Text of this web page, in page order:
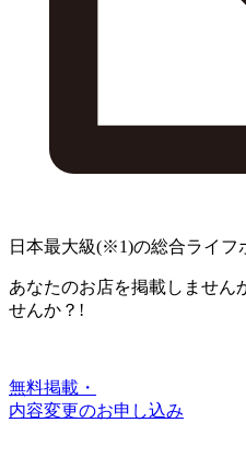
日本最大級(※1)の総合ライフ
あなたのお店を掲載しません
せんか？!
無料掲載・
内容変更のお申し込み